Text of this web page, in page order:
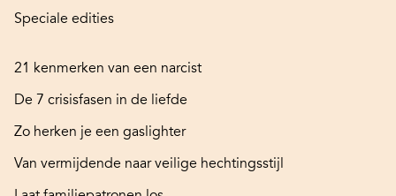
Speciale edities
21 kenmerken van een narcist
De 7 crisisfasen in de liefde
Zo herken je een gaslighter
Van vermijdende naar veilige hechtingsstijl